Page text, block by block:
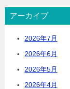
アーカイブ
2026年7月
2026年6月
2026年5月
2026年4月